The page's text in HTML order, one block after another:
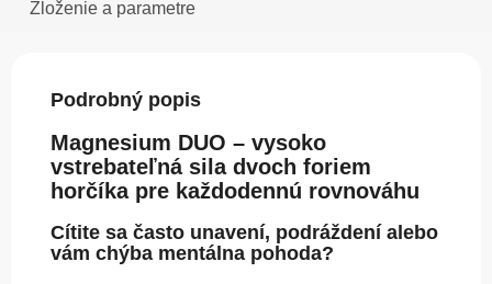
Zloženie a parametre
Podrobný popis
Magnesium DUO – vysoko
vstrebateľná sila dvoch foriem
horčíka pre každodennú rovnováhu
Cítite sa často unavení, podráždení alebo
vám chýba mentálna pohoda?